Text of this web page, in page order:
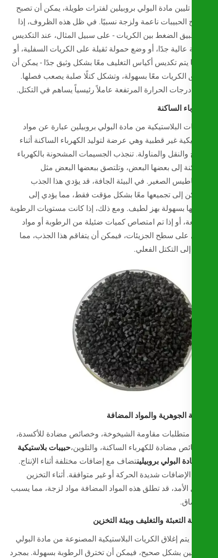
مادة البولي بروبيلين لفترات طويلة، يمكن أن تصبح
ناعمة ولزجة نسبيًا. في ظل هذه الظروف، إذا
الضغط بين الكريات - على سبيل المثال، عند التكديس
عالية جدًا، أو وضع حمولة ثقيلة على الكريات السفلية، أو
يتم تكديس أكياس التغليف معًا بشكل وثيق جدًا - يمكن أن
الكريات معًا بسهولة، وتشكل كتلًا صلبة يصعب فصلها.
درجات الحرارة المرتفعة عاملاً رئيسياً يساهم في التكتل.
الساكنة
البلاستيكية من مادة البولي بروبيلين عبارة عن مواد
غير قطبية وهي عرضة لتوليد الكهرباء الساكنة أثناء
والنقل والمناولة. تنجذب الجسيمات المشحونة بالكهرباء
إلى بعضها البعض، وتلتصق ببعضها البعض مثل
الصغير. في البيئة الجافة، قد يؤدي هذا الجذب
إلى تجميعها معًا بشكل مؤقت فقط، مما يؤدي إلى
بسهولة بهز لطيف. ومع ذلك، إذا كانت مستويات الرطوبة
أو إذا تم امتصاص كميات ضئيلة من الرطوبة أو مواد
سطح الجزيئات، فيمكن أن يتفاقم هذا الجذب، مما
التكتل الفعلي.
الجوهرية والمواد المضافة
متطلبات مقاومة الشيخوخة، وخصائص مضادة للأكسدة،
مضادة للكهرباء الساكنة، والتلوين،حبيبات بلاستيكية
البولي بروبيلين تضاف مع إضافات مختلفة أثناء الإنتاج.
شديدة الحركة أو غير متوافقة. أثناء التخزين
قد تطلق هذه المواد المضافة مواد لزجة، مما يسبب
التعبئة والتغليف وبيئة التخزين
يتم إغلاق الكريات البلاستيكية المصنوعة من مادة البولي
بشكل صحيح، فيمكن أن تخترق الرطوبة بسهولة. بمجرد